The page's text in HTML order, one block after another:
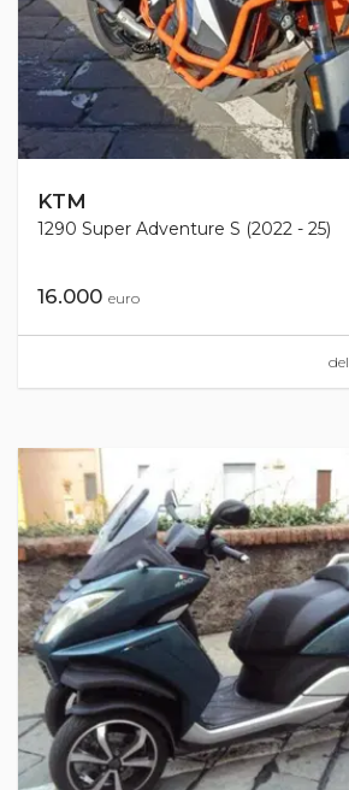
KTM
1290 Super Adventure S (2022 - 25)
16.000 euro
del